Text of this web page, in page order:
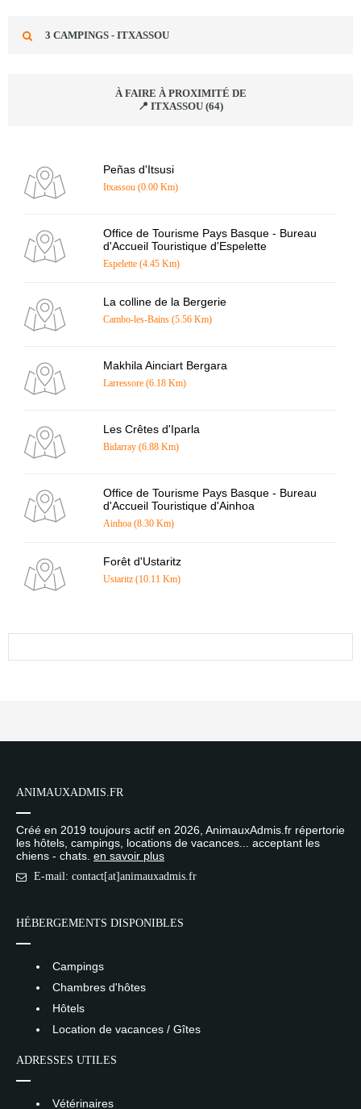
3 CAMPINGS - ITXASSOU
À FAIRE À PROXIMITÉ DE
📍 ITXASSOU (64)
Peñas d'Itsusi
Itxassou (0.00 Km)
Office de Tourisme Pays Basque - Bureau
d'Accueil Touristique d'Espelette
Espelette (4.45 Km)
La colline de la Bergerie
Cambo-les-Bains (5.56 Km)
Makhila Ainciart Bergara
Larressore (6.18 Km)
Les Crêtes d'Iparla
Bidarray (6.88 Km)
Office de Tourisme Pays Basque - Bureau
d'Accueil Touristique d'Ainhoa
Ainhoa (8.30 Km)
Forêt d'Ustaritz
Ustaritz (10.11 Km)
ANIMAUXADMIS.FR
Créé en 2019 toujours actif en 2026, AnimauxAdmis.fr répertorie
les hôtels, campings, locations de vacances... acceptant les
chiens - chats. en savoir plus
E-mail: contact[at]animauxadmis.fr
HÉBERGEMENTS DISPONIBLES
Campings
Chambres d'hôtes
Hôtels
Location de vacances / Gîtes
ADRESSES UTILES
Vétérinaires